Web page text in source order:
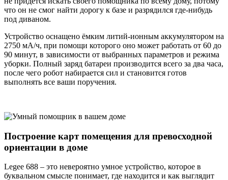
что он не смог найти дорогу к базе и разрядился где-нибудь
под диваном.
Устройство оснащено ёмким литий-ионным аккумулятором на
2750 мА/ч, при помощи которого оно может работать от 60 до
90 минут, в зависимости от выбранных параметров и режима
уборки. Полный заряд батареи производится всего за два часа,
после чего робот набирается сил и становится готов
выполнять все ваши поручения.
Построение карт помещения для превосходной
ориентации в доме
Legee 688 – это невероятно умное устройство, которое в
буквальном смысле понимает, где находится и как выглядит